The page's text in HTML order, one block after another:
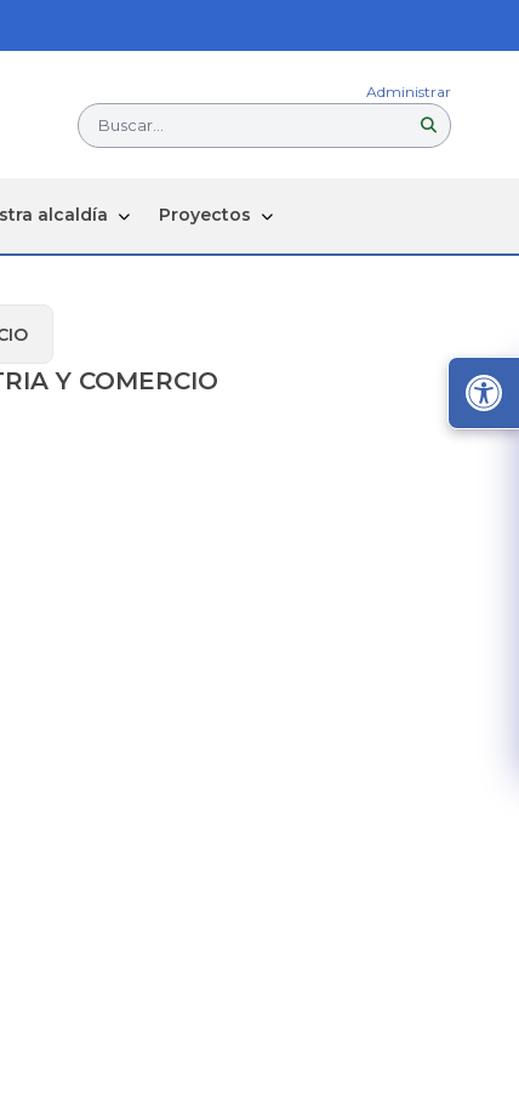
Administrar
Buscar...
alcaldía Proyectos
Y COMERCIO